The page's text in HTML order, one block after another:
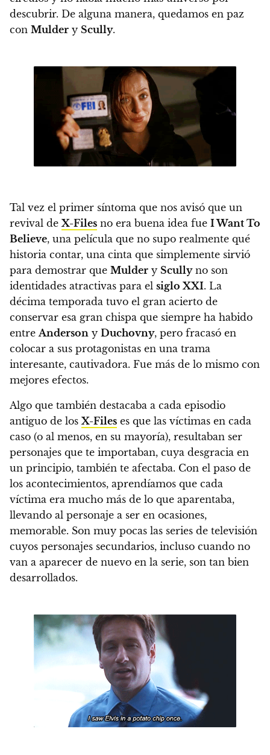
descubrir. De alguna manera, quedamos en paz
con Mulder y Scully.
Tal vez el primer síntoma que nos avisó que un
revival de X-Files no era buena idea fue I Want To
Believe, una película que no supo realmente qué
historia contar, una cinta que simplemente sirvió
para demostrar que Mulder y Scullyno son
identidades atractivas para el siglo XXI. La
décima temporada tuvo el gran acierto de
conservar esa gran chispa que siempre ha habido
entreAnderson y Duchovny, pero fracasó en
colocar a sus protagonistas en una trama
interesante, cautivadora. Fue más de lo mismo con
mejores efectos.
Algo que también destacaba a cada episodio
antiguo de los X-Files es que las víctimas en cada
caso (o al menos, en su mayoría), resultaban ser
personajes que te importaban, cuya desgracia en
un principio, también te afectaba. Con el paso de
los acontecimientos, aprendíamos que cada
víctima era mucho más de lo que aparentaba,
llevando al personaje a ser en ocasiones,
memorable. Son muy pocas las series de televisión
cuyos personajes secundarios, incluso cuando no
van a aparecer de nuevo en la serie, son tan bien
desarrollados.